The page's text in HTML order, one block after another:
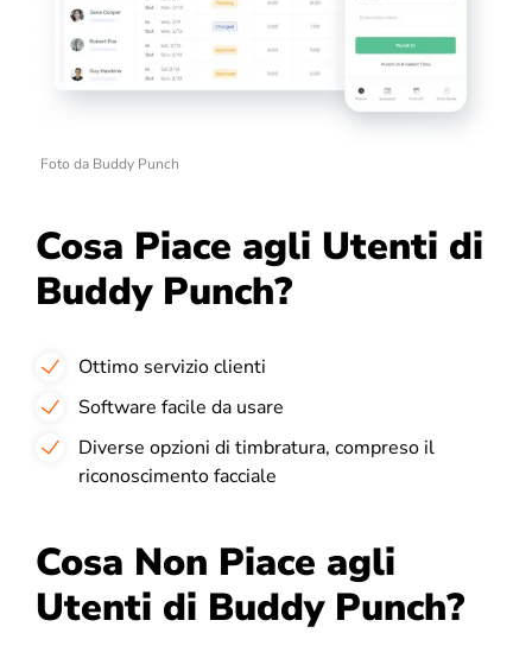
Foto da Buddy Punch
Cosa Piace agli Utenti di
Buddy Punch?
Ottimo servizio clienti
Software facile da usare
Diverse opzioni di timbratura, compreso il
riconoscimento facciale
Cosa Non Piace agli
Utenti di Buddy Punch?